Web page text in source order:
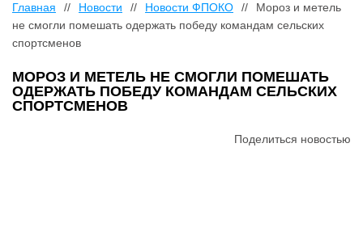
Главная // Новости // Новости ФПОКО //
Мороз и метель
не смогли помешать одержать победу командам сельских
спортсменов
МОРОЗ И МЕТЕЛЬ НЕ СМОГЛИ ПОМЕШАТЬ
ОДЕРЖАТЬ ПОБЕДУ КОМАНДАМ СЕЛЬСКИХ
СПОРТСМЕНОВ
Поделиться новостью